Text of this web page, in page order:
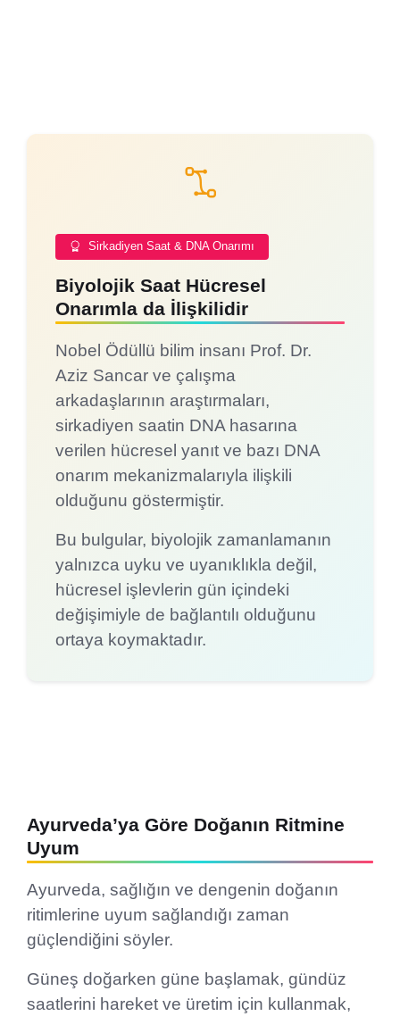
Sirkadiyen Saat & DNA Onarımı
Biyolojik Saat Hücresel
Onarımla da İlişkilidir
Nobel Ödüllü bilim insanı Prof. Dr.
Aziz Sancar ve çalışma
arkadaşlarının araştırmaları,
sirkadiyen saatin DNA hasarına
verilen hücresel yanıt ve bazı DNA
onarım mekanizmalarıyla ilişkili
olduğunu göstermiştir.
Bu bulgular, biyolojik zamanlamanın
yalnızca uyku ve uyanıklıkla değil,
hücresel işlevlerin gün içindeki
değişimiyle de bağlantılı olduğunu
ortaya koymaktadır.
Ayurveda’ya Göre Doğanın Ritmine
Uyum
Ayurveda, sağlığın ve dengenin doğanın
ritimlerine uyum sağlandığı zaman
güçlendiğini söyler.
Güneş doğarken güne başlamak, gündüz
saatlerini hareket ve üretim için kullanmak,